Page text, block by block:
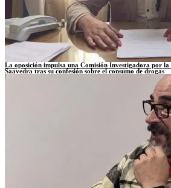
La oposición impulsa una Comisión Investigadora por la
Saavedra tras su confesión sobre el consumo de drogas